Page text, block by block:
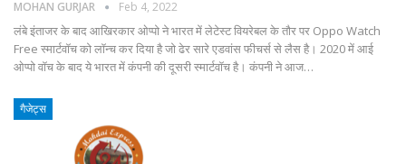
MOHAN GURJAR Feb 4, 2022
लंबे इंताजर के बाद आखिरकार ओप्पो ने भारत में लेटेस्ट वियरेबल के तौर पर Oppo Watch
Free स्मार्टवॉच को लॉन्च कर दिया है जो ढेर सारे एडवांस फीचर्स से लैस है। 2020 में आई
ओप्पो वॉच के बाद ये भारत में कंपनी की दूसरी स्मार्टवॉच है। कंपनी ने आज…
गैजेट्स